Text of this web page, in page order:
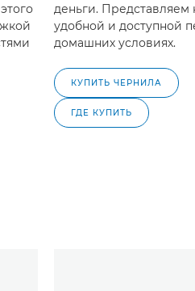
деньги. Представляем
удобной и доступной
домашних условиях.
КУПИТЬ ЧЕРНИЛА
ГДЕ КУПИТЬ